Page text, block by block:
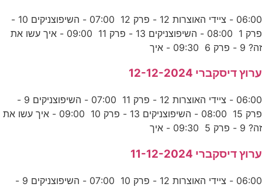
06:00 - ציידי האוצרות 12 - פרק 12 07:00 - השיפוצניקים 10 -
פרק 1 08:00 - השיפוצניקים 13 - פרק 11 09:00 - איך עשו את
זה? 9 - פרק 6 09:30 - איך
ערוץ דיסקברי 12-12-2024
06:00 - ציידי האוצרות 12 - פרק 11 07:00 - השיפוצניקים 9 -
פרק 15 08:00 - השיפוצניקים 13 - פרק 10 09:00 - איך עשו את
זה? 9 - פרק 5 09:30 - איך
ערוץ דיסקברי 11-12-2024
06:00 - ציידי האוצרות 12 - פרק 10 07:00 - השיפוצניקים 9 -